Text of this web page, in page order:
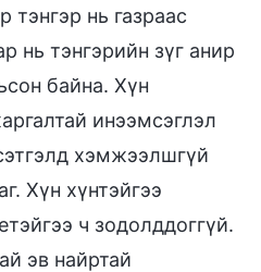
тэнгэр нь газраас
нь тэнгэрийн зүг анир
байна. Хүн
инээмсэглэл
хэмжээлшгүй
Хүн хүнтэйгээ
ч зодолддоггүй.
эв найртай